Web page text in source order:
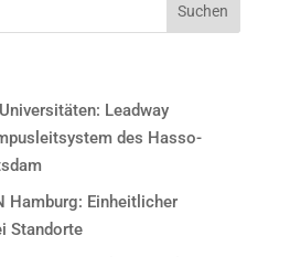
Leadway
des Hasso-
Hamburg: Einheitlicher
Standorte